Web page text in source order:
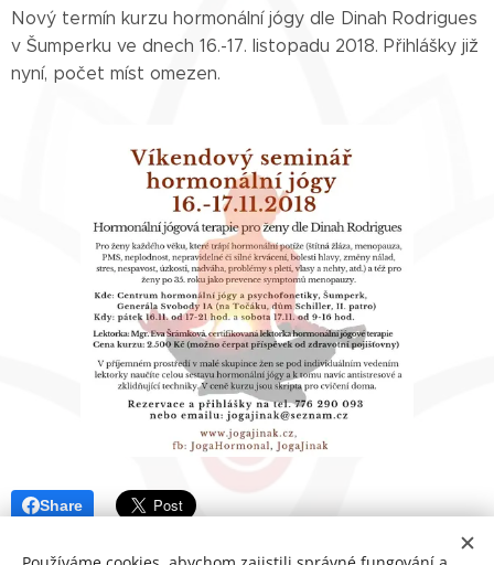
Nový termín kurzu hormonální jógy dle Dinah Rodrigues
v Šumperku ve dnech 16.-17. listopadu 2018. Přihlášky již
nyní, počet míst omezen.
Share